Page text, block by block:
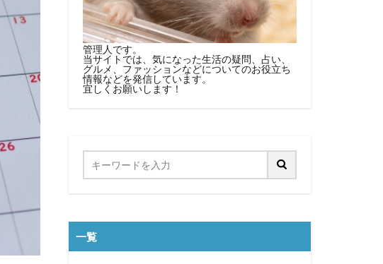
管理人です。
当サイトでは、気になった生活の疑問、占い、
グルメ、ファッションなどについてのお役立ち
情報などを発信しています。
宜しくお願いします！
一覧